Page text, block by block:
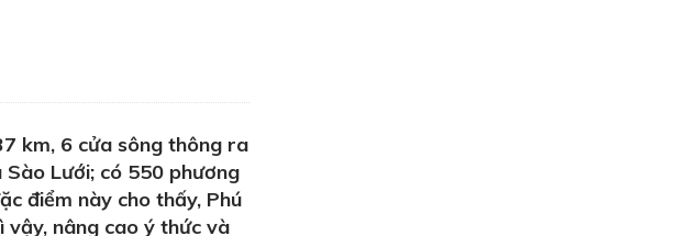
km, 6 cửa sông thông ra
Sào Lưới; có 550 phương
điểm này cho thấy, Phú
vậy, nâng cao ý thức và